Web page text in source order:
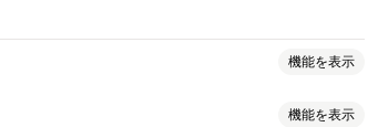
機能を表示
機能を表示